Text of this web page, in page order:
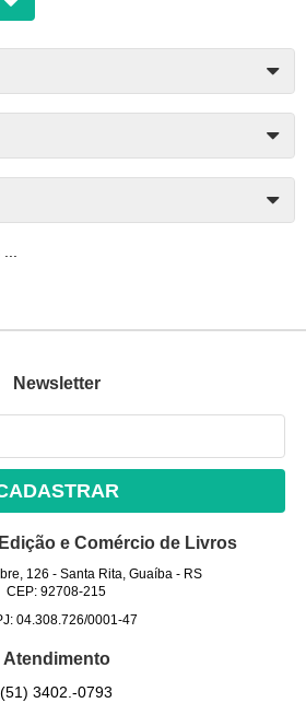
Newsletter
e Comércio de Livros
126 - Santa Rita, Guaíba- RS
CEP: 92708-215
04.308.726/0001-47
Atendimento
(51) 3402.-0793